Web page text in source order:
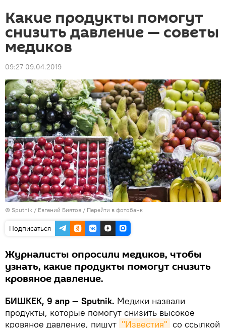
Какие продукты помогут
снизить давление — советы
медиков
09:27 09.04.2019
© Sputnik / Евгений Биятов / Перейти в фотобанк
Подписаться
Журналисты опросили медиков, чтобы
узнать, какие продукты помогут снизить
кровяное давление.
БИШКЕК, 9 апр — Sputnik. Медики назвали
продукты, которые помогут снизить высокое
кровяное давление, пишут "Известия" со ссылкой